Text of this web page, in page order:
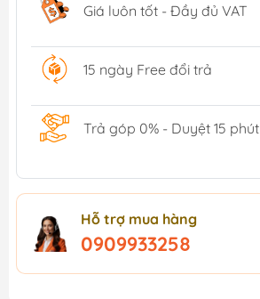
Giá luôn tốt - Đầy đủ VAT
15 ngày Free đổi trả
Trả góp 0% - Duyệt 15 phút
Hỗ trợ mua hàng
0909933258